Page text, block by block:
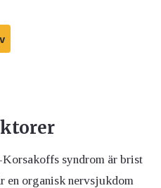
syndrom är brist
en organisk nervsjukdom